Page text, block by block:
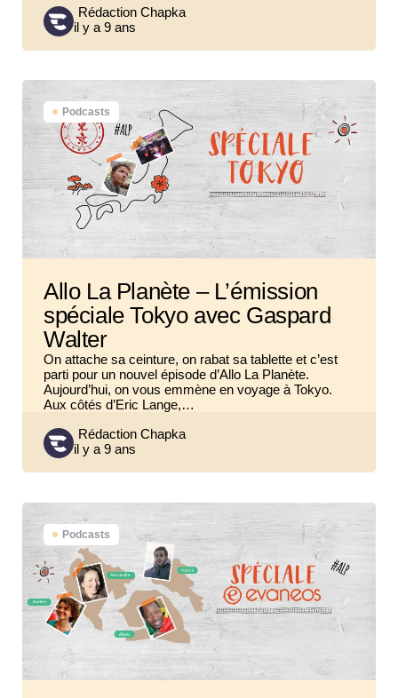
Posted
by
Rédaction Chapka
il y a 9 ans
Podcasts
Allo La Planète – L’émission
spéciale Tokyo avec Gaspard
Walter
On attache sa ceinture, on rabat sa tablette et c’est
parti pour un nouvel épisode d’Allo La Planète.
Aujourd’hui, on vous emmène en voyage à Tokyo.
Aux côtés d’Eric Lange,…
Posted
by
Rédaction Chapka
il y a 9 ans
Podcasts